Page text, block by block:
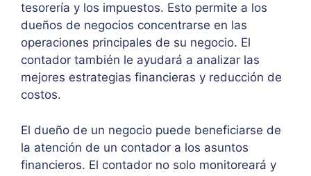
tesorería y los impuestos. Esto permite a los
dueños de negocios concentrarse en las
operaciones principales de su negocio. El
contador también le ayudará a analizar las
mejores estrategias financieras y reducción de
costos.
El dueño de un negocio puede beneficiarse de
la atención de un contador a los asuntos
financieros. El contador no solo monitoreará y